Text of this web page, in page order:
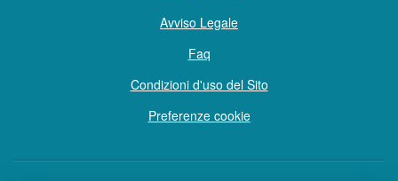
Avviso Legale
Faq
Condizioni d'uso del Sito
Preferenze cookie